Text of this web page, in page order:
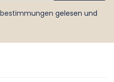
gelesen und